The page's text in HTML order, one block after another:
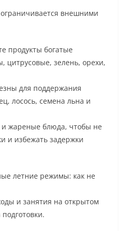
внешними
продукты богатые
цитрусовые, зелень, орехи,
для поддержания
лосось, семена льна и
жареные блюда, чтобы не
и избежать задержки
летние режимы: как не
и занятия на открытом